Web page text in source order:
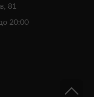
81
20:00